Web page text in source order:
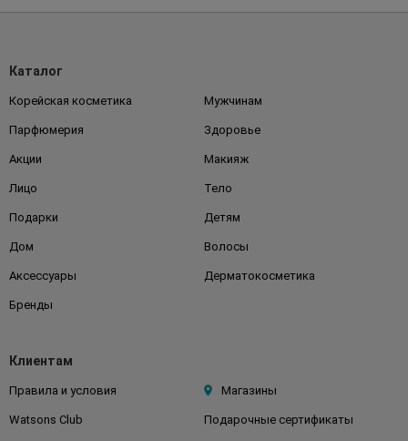
Каталог
Корейская косметика Мужчинам
Парфюмерия Здоровье
Акции Макияж
Лицо Тело
Подарки Детям
Дом Волосы
Аксессуары Дерматокосметика
Бренды
Клиентам
Правила и условия Магазины
Watsons Club Подарочные сертификаты